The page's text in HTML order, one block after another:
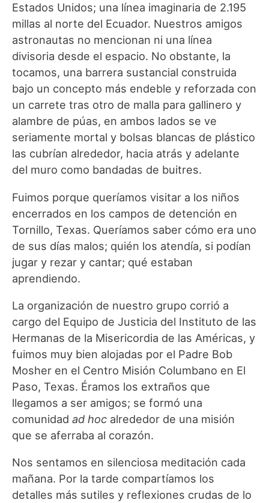
Estados Unidos; una línea imaginaria de 2.195
millas al norte del Ecuador. Nuestros amigos
astronautas no mencionan ni una línea
divisoria desde el espacio. No obstante, la
tocamos, una barrera sustancial construida
bajo un concepto más endeble y reforzada con
un carrete tras otro de malla para gallinero y
alambre de púas, en ambos lados se ve
seriamente mortal y bolsas blancas de plástico
las cubrían alrededor, hacia atrás y adelante
del muro como bandadas de buitres.
Fuimos porque queríamos visitar a los niños
encerrados en los campos de detención en
Tornillo, Texas. Queríamos saber cómo era uno
de sus días malos; quién los atendía, si podían
jugar y rezar y cantar; qué estaban
aprendiendo.
La organización de nuestro grupo corrió a
cargo del Equipo de Justicia del Instituto de las
Hermanas de la Misericordia de las Américas, y
fuimos muy bien alojadas por el Padre Bob
Mosher en el Centro Misión Columbano en El
Paso, Texas. Éramos los extraños que
llegamos a ser amigos; se formó una
comunidad ad hoc alrededor de una misión
que se aferraba al corazón.
Nos sentamos en silenciosa meditación cada
mañana. Por la tarde compartíamos los
detalles más sutiles y reflexiones crudas de lo